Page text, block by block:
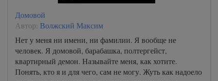
Домовой
Автор: Волжский Максим
Нет у меня ни имени, ни фамилии. Я вообще не
человек. Я домовой, барабашка, полтергейст,
квартирный демон. Называйте меня, как хотите.
Понять, кто я и для чего, сам не могу. Жуть как надоело